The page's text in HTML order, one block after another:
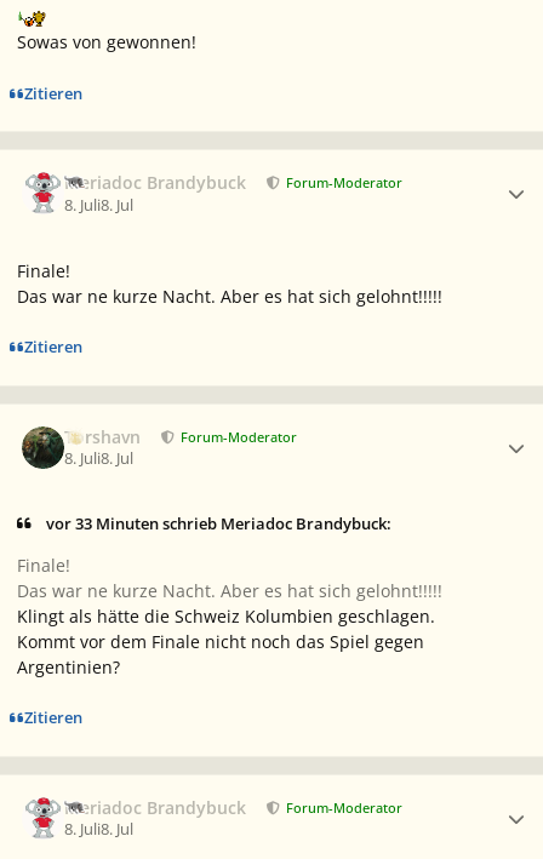
Sowas von gewonnen!
Zitieren
Meriadoc Brandybuck Forum-Moderator
8. Juli8. Jul
Finale!
Das war ne kurze Nacht. Aber es hat sich gelohnt!!!!!
Zitieren
Torshavn Forum-Moderator
8. Juli8. Jul
vor 33 Minuten schrieb Meriadoc Brandybuck:
Finale!
Das war ne kurze Nacht. Aber es hat sich gelohnt!!!!!
Klingt als hätte die Schweiz Kolumbien geschlagen.
Kommt vor dem Finale nicht noch das Spiel gegen
Argentinien?
Zitieren
Meriadoc Brandybuck Forum-Moderator
8. Juli8. Jul